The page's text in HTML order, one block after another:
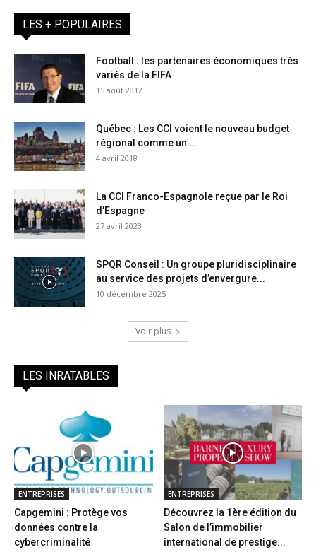
LES + POPULAIRES
Football : les partenaires économiques très
variés de la FIFA
15 août 2012
Québec : Les CCI voient le nouveau budget
régional comme un...
4 avril 2018
La CCI Franco-Espagnole reçue par le Roi
d’Espagne
27 avril 2023
SPQR Conseil : Un groupe pluridisciplinaire
au service des projets d’envergure...
10 décembre 2025
Voir plus
LES INRATABLES
ENTREPRISES
Capgemini : Protège vos
données contre la
cybercriminalité
ENTREPRISES
Découvrez la 1ère édition du
Salon de l’immobilier
international de prestige...